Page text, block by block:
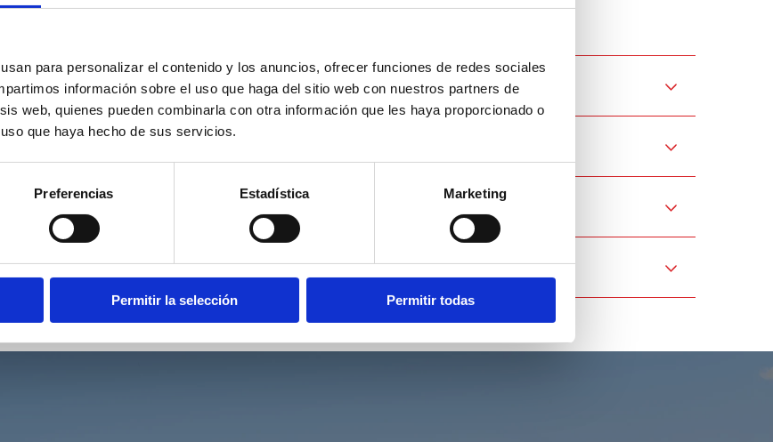
para personalizar el contenido y los anuncios, ofrecer funciones de redes sociales
información sobre el uso que haga del sitio web con nuestros partners de
web, quienes pueden combinarla con otra información que les haya proporcionado o
que haya hecho de sus servicios.
Preferencias Estadística Marketing
Permitir la selección Permitir todas
norma general